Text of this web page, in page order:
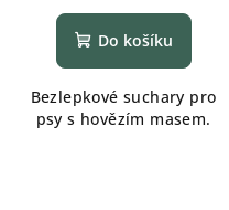
hodnocení
produktu
z
5
Do košíku
Bezlepkové suchary pro
psy s hovězím masem.